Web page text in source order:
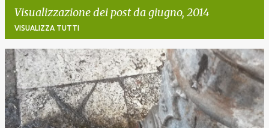
Visualizzazione dei post da giugno, 2014
VISUALIZZA TUTTI
P
o
s
t